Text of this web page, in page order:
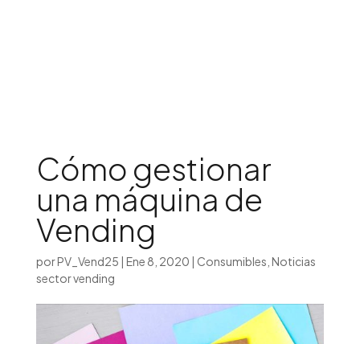
Cómo gestionar
una máquina de
Vending
porPV_Vend25 | Ene 8, 2020 | Consumibles Noticias
sector vending